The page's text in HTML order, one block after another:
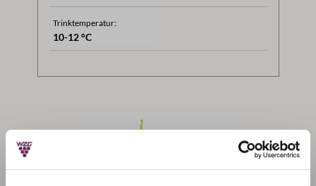
Trinktemperatur:
10-12 °C